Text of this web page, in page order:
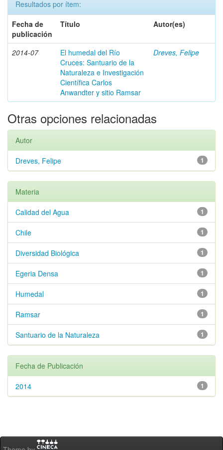
Resultados por ítem:
Fecha de
publicación
Título Autor(es)
2014-07
El humedal del Río
Cruces: Santuario de la
Naturaleza e Investigación
Científica Carlos
Anwandter y sitio Ramsar
Dreves, Felipe
Otras opciones relacionadas
Autor
1
Dreves, Felipe
Materia
1
Calidad del Agua
1
Chile
1
Diversidad Biológica
1
Egeria Densa
1
Humedal
1
Ramsar
1
Santuario de la Naturaleza
Fecha de Publicación
1
2014